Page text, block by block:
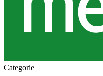
Categorie